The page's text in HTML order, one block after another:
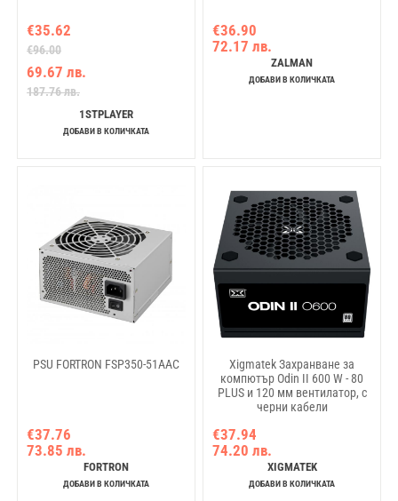
€35.62
€96.00
69.67 лв.
187.76 лв.
1STPLAYER
ДОБАВИ В КОЛИЧКАТА
€36.90
72.17 лв.
ZALMAN
ДОБАВИ В КОЛИЧКАТА
PSU FORTRON FSP350-51AAC
€37.76
73.85 лв.
FORTRON
ДОБАВИ В КОЛИЧКАТА
Xigmatek Захранване за
компютър Odin II 600 W - 80
PLUS и 120 мм вентилатор, с
черни кабели
€37.94
74.20 лв.
XIGMATEK
ДОБАВИ В КОЛИЧКАТА